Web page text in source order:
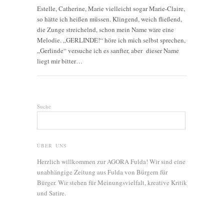
Estelle, Catherine, Marie vielleicht sogar Marie-Claire,
so hätte ich heißen müssen. Klingend, weich fließend,
die Zunge streichelnd, schon mein Name wäre eine
Melodie. „GERLINDE!“ höre ich mich selbst sprechen,
„Gerlinde“ versuche ich es sanfter, aber dieser Name
liegt mir bitter…
Suche
ÜBER UNS
Herzlich willkommen zur AGORA Fulda! Wir sind eine
unabhängige Zeitung aus Fulda von Bürgern für
Bürger. Wir stehen für Meinungsvielfalt, kreative Kritik
und Satire.